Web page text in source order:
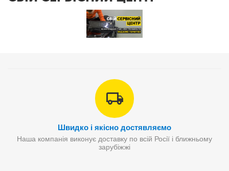
Швидко і якісно достявляємо
Наша компанія виконує доставку по всій Росії і ближньому
зарубіжжі